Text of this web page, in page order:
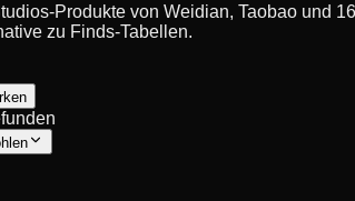
Produkte von Weidian, Taobao und
zu Finds-Tabellen.